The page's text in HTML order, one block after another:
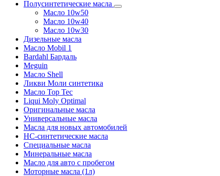
Полусинтетические масла
Масло 10w50
Масло 10w40
Масло 10w30
Дизельные масла
Масло Mobil 1
Bardahl Бардаль
Meguin
Масло Shell
Ликви Моли синтетика
Масло Top Tec
Liqui Moly Optimal
Оригинальные масла
Универсальные масла
Масла для новых автомобилей
HC-синтетические масла
Специальные масла
Минеральные масла
Масло для авто с пробегом
Моторные масла (1л)